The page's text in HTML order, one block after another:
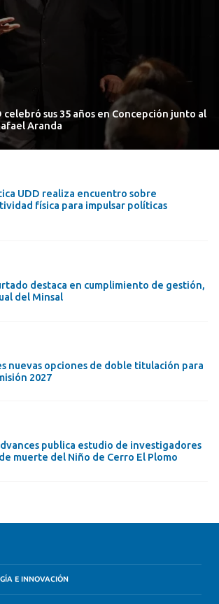
sus 35 años en Concepción junto al
Aranda
UDD realiza encuentro sobre
física para impulsar políticas
destaca en cumplimiento de gestión,
del Minsal
nuevas opciones de doble titulación para
2027
publica estudio de investigadores
muerte del Niño de Cerro El Plomo
E INNOVACIÓN